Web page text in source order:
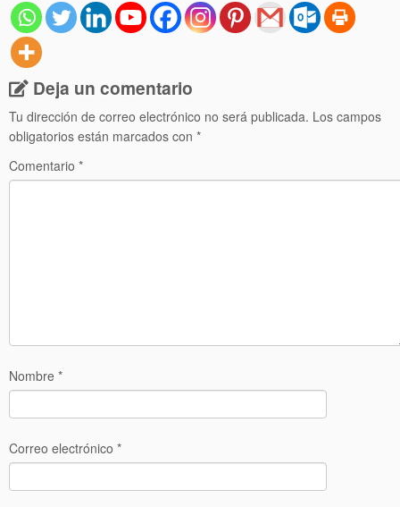
Deja un comentario
Tu dirección de correo electrónico no será publicada. Los campos
obligatorios están marcados con *
Comentario *
Nombre *
Correo electrónico *